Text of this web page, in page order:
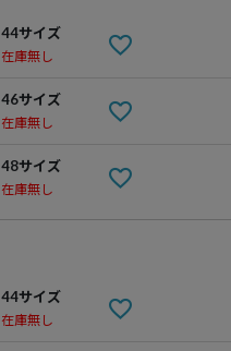
44サイズ
在庫無し
46サイズ
在庫無し
48サイズ
在庫無し
44サイズ
在庫無し